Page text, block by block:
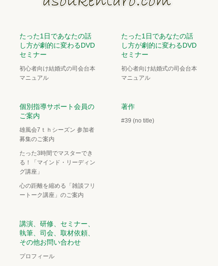
たった1日であなたの話
し方が劇的に変わるDVD
セミナー
初心者向け結婚式の司会台本
マニュアル
たった1日であなたの話
し方が劇的に変わるDVD
セミナー
初心者向け結婚式の司会台本
マニュアル
個別指導サポート会員の
ご案内
雄風会7ｔｈシーズン 参加者
募集のご案内
たった3時間でマスターでき
る！「マインド・リーディン
グ講座」
心の距離を縮める「雑談フリ
ートーク講座」のご案内
著作
#39 (no title)
講演、研修、セミナー、
執筆、司会、取材依頼、
その他お問い合わせ
プロフィール